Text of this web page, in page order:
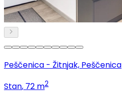
Peščenica - Žitnjak, Peščenica
Stan, 72 m2